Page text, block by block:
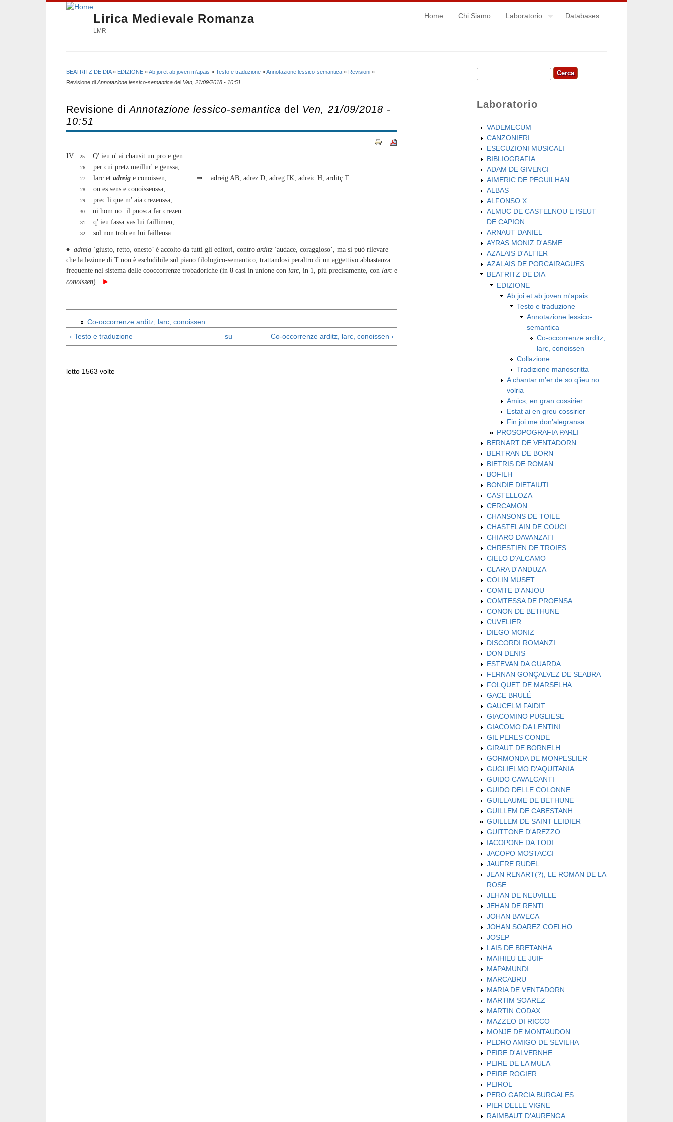
Lirica Medievale Romanza
LMR
Home Chi Siamo Laboratorio Databases
Tu sei qui
BEATRITZ DE DIA» EDIZIONE »Ab joi et ab joven m'apais » Testo e traduzione »Annotazione lessico-semantica » Revisioni »
Revisione di Annotazione lessico-semantica del Ven, 21/09/2018 - 10:51
Revisione diAnnotazione lessico-semantica del Ven, 21/09/2018 -
10:51
IV 25 Q' ieu n' ai chausit un pro e gen
26 per cui pretz meillur' e genssa,
27 larc et adreig e conoissen, ⇒ adreig AB, adrez D, adreg IK, adreic H, arditç T
28 on es sens e conoissenssa;
29 prec li que m' aia crezenssa,
30 ni hom no ·il puosca far crezen
31 q' ieu fassa vas lui faillimen,
32 sol non trob en lui faillensa.
♦​ adreig ‘giusto, retto, onesto’ è accolto da tutti gli editori, contro arditz ‘audace, coraggioso’, ma si può rilevare
che la lezione di T non è escludibile sul piano filologico-semantico, trattandosi peraltro di un aggettivo abbastanza
frequente nel sistema delle cooccorrenze trobadoriche (in 8 casi in unione con larc, in 1, più precisamente, con larc e
conoissen) ►
Co-occorrenze arditz, larc, conoissen
‹ Testo e traduzione
su Co-occorrenze arditz, larc, conoissen ›
letto 1563 volte
Form di ricerca
Cerca
Laboratorio
VADEMECUM
CANZONIERI
ESECUZIONI MUSICALI
BIBLIOGRAFIA
ADAM DE GIVENCI
AIMERIC DE PEGUILHAN
ALBAS
ALFONSO X
ALMUC DE CASTELNOU E ISEUT
DE CAPION
ARNAUT DANIEL
AYRAS MONIZ D'ASME
AZALAIS D'ALTIER
AZALAIS DE PORCAIRAGUES
BEATRITZ DE DIA
EDIZIONE
Ab joi et ab joven m'apais
Testo e traduzione
Annotazione lessico-
semantica
Co-occorrenze arditz,
larc, conoissen
Collazione
Tradizione manoscritta
A chantar m’er de so q’ieu no
volria
Amics, en gran cossirier
Estat ai en greu cossirier
Fin joi me don’alegransa
PROSOPOGRAFIA PARLI
BERNART DE VENTADORN
BERTRAN DE BORN
BIETRIS DE ROMAN
BOFILH
BONDIE DIETAIUTI
CASTELLOZA
CERCAMON
CHANSONS DE TOILE
CHASTELAIN DE COUCI
CHIARO DAVANZATI
CHRESTIEN DE TROIES
CIELO D'ALCAMO
CLARA D'ANDUZA
COLIN MUSET
COMTE D'ANJOU
COMTESSA DE PROENSA
CONON DE BETHUNE
CUVELIER
DIEGO MONIZ
DISCORDI ROMANZI
DON DENIS
ESTEVAN DA GUARDA
FERNAN GONÇALVEZ DE SEABRA
FOLQUET DE MARSELHA
GACE BRULÉ
GAUCELM FAIDIT
GIACOMINO PUGLIESE
GIACOMO DA LENTINI
GIL PERES CONDE
GIRAUT DE BORNELH
GORMONDA DE MONPESLIER
GUGLIELMO D'AQUITANIA
GUIDO CAVALCANTI
GUIDO DELLE COLONNE
GUILLAUME DE BETHUNE
GUILLEM DE CABESTANH
GUILLEM DE SAINT LEIDIER
GUITTONE D'AREZZO
IACOPONE DA TODI
JACOPO MOSTACCI
JAUFRE RUDEL
JEAN RENART(?), LE ROMAN DE LA
ROSE
JEHAN DE NEUVILLE
JEHAN DE RENTI
JOHAN BAVECA
JOHAN SOAREZ COELHO
JOSEP
LAIS DE BRETANHA
MAIHIEU LE JUIF
MAPAMUNDI
MARCABRU
MARIA DE VENTADORN
MARTIM SOAREZ
MARTIN CODAX
MAZZEO DI RICCO
MONJE DE MONTAUDON
PEDRO AMIGO DE SEVILHA
PEIRE D'ALVERNHE
PEIRE DE LA MULA
PEIRE ROGIER
PEIROL
PERO GARCIA BURGALES
PIER DELLE VIGNE
RAIMBAUT D'AURENGA